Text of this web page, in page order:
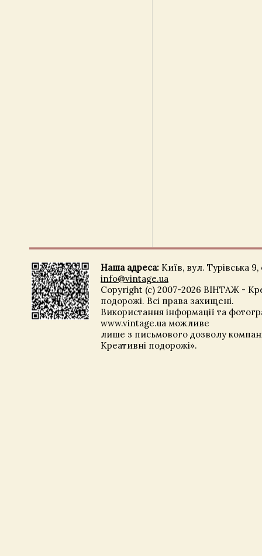
Наша адреса: Київ, вул. Турівська 9,
info@vintage.ua
Copyright (c) 2007-2026 ВІНТАЖ -
подорожі. Всі права захищені.
Використання інформації та
www.vintage.ua можливе
лише з письмового дозволу
Креативні подорожі».